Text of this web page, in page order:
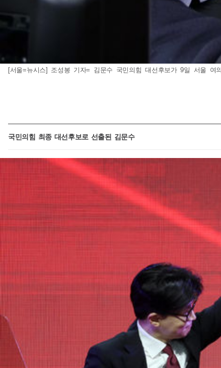
[서울=뉴시스] 조성봉 기자= 김문수 국민의힘 대선후보가 9일 서울
국민의힘 최종 대선후보로 선출된 김문수